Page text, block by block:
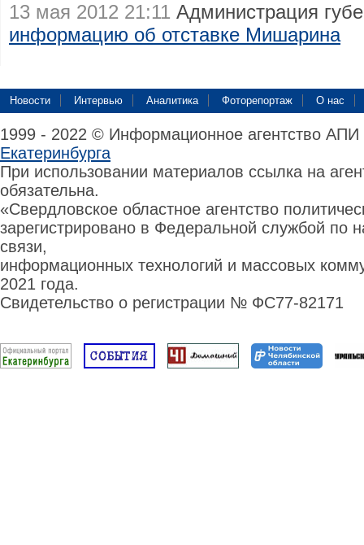
13 мая 2012 21:11 Администрация
информацию об отставке Мишарина
Новости Интервью Аналитика Фоторепортаж О нас
1999 - 2022 © Информационное агентство
Екатеринбурга
При использовании материалов ссылка на
обязательна.
«Свердловское областное агентство
зарегистрировано в Федеральной службой по
связи,
информационных технологий и массовых
2021 года.
Свидетельство о регистрации № ФС77-82171